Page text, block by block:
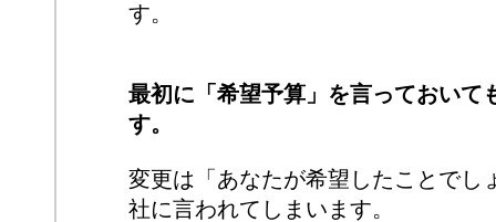
す。
最初に「希望予算」を言っておいて
す。
変更は「あなたが希望したことでし
社に言われてしまいます。